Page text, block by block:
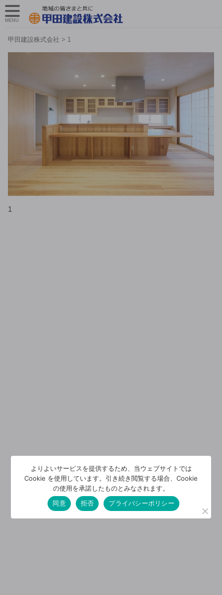
甲田建設株式会社 > 1
1
MENU
よりよいサービスを提供するため、当ウェブサイトでは
Cookie を使用しています。引き続き閲覧する場合、Cookie
の使用を承諾したものとみなされます。
同意
拒否 プライバシーポリシー